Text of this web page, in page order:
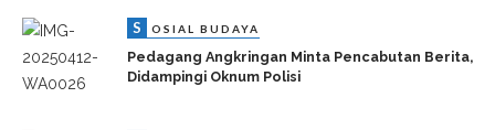
S OSIAL BUDAYA
Pedagang Angkringan Minta Pencabutan Berita,
Didampingi Oknum Polisi